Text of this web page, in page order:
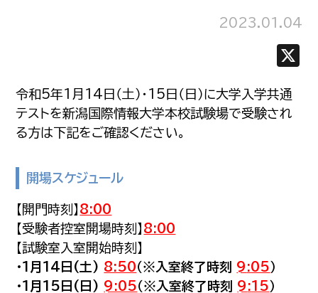
2023.01.04
令和5年1月14日（土）・15日（日）に大学入学共通
テストを新潟国際情報大学本校試験場で受験され
る方は下記をご確認ください。
開場スケジュール
【開門時刻】 8:00
【受験者控室開場時刻】 8:00
【試験室入室開始時刻】
・1月14日(土) 8:50（※入室終了時刻 9 :05）
・1月15日(日) 9:05（※入室終了時刻 9 :15）